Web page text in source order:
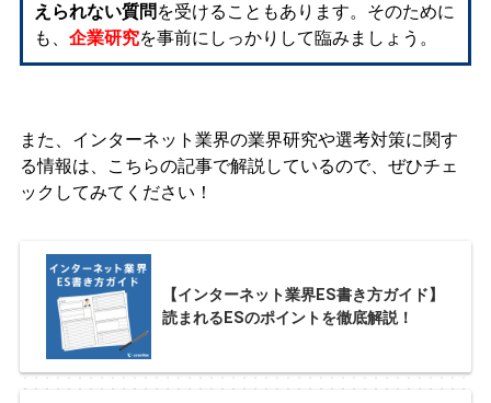
えられない質問 を受けることもあります。そのために
も、 企業研究を事前にしっかりして臨みましょう。
また、インターネット業界の業界研究や選考対策に関す
る情報は、こちらの記事で解説しているので、ぜひチェ
ックしてみてください！
【インターネット業界ES書き方ガイド】
読まれるESのポイントを徹底解説！